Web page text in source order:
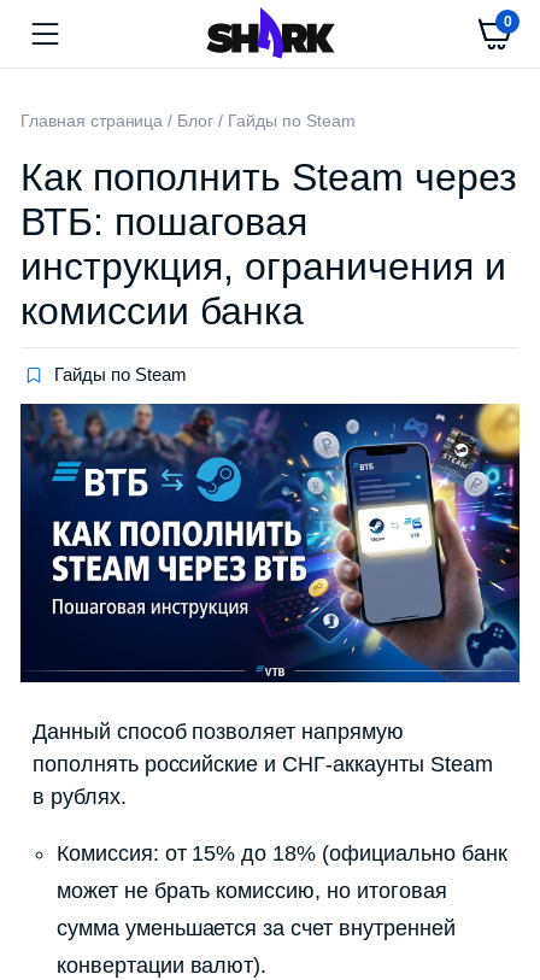
0
Главная страница / Блог / Гайды по Steam
Как пополнить Steam через
ВТБ: пошаговая
инструкция, ограничения и
комиссии банка
Гайды по Steam
Данный способ позволяет напрямую
пополнять российские и СНГ-аккаунты Steam
в рублях.
Комиссия: от 15% до 18% (официально банк
может не брать комиссию, но итоговая
сумма уменьшается за счет внутренней
конвертации валют).